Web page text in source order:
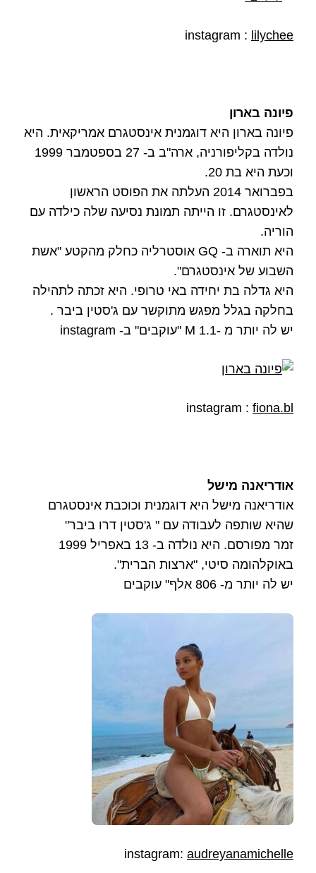
instagram : lilychee
פיונה בארון
פיונה בארון היא דוגמנית אינסטגרם אמריקאית. היא
נולדה בקליפורניה, ארה"ב ב- 27 בספטמבר 1999
וכעת היא בת 20.
בפברואר 2014 העלתה את הפוסט הראשון
לאינסטגרם. זו הייתה תמונת נסיעה שלה כילדה עם
הוריה.
היא תוארה ב- GQ אוסטרליה כחלק מהקטע "אשת
השבוע של אינסטגרם".
היא גדלה בת יחידה באי טרופי. היא זכתה לתהילה
בחלקה בגלל מפגש מתוקשר עם ג'סטין ביבר .
יש לה יותר מ -1.1 M "עוקבים" ב- instagram
instagram : fiona.bl
אודריאנה מישל
אודריאנה מישל היא דוגמנית וכוכבת אינסטגרם
שהיא שותפה לעבודה עם " ג'סטין דרו ביבר"
זמר מפורסם. היא נולדה ב- 13 באפריל 1999
באוקלהומה סיטי, "ארצות הברית".
יש לה יותר מ- 806 אלף" עוקבים
instagram: audreyanamichelle